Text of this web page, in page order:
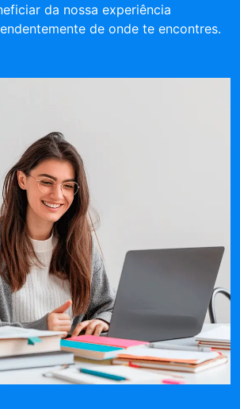
da nossa experiência
de onde te encontres.